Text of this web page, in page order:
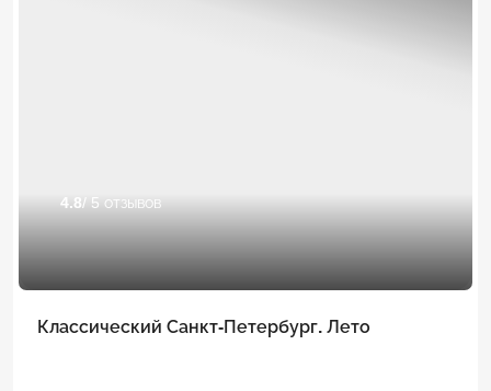
4.8/ 5 отзывов
Классический Санкт-Петербург. Лето